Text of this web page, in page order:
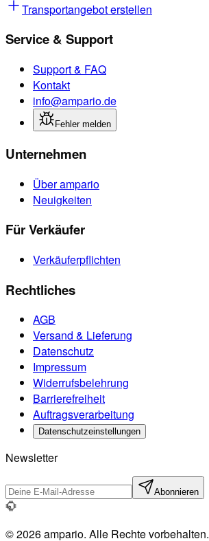
Transportangebot erstellen
Service & Support
Support & FAQ
Kontakt
info@ampario.de
Fehler melden
Unternehmen
Über ampario
Neuigkeiten
Für Verkäufer
Verkäuferpflichten
Rechtliches
AGB
Versand & Lieferung
Datenschutz
Impressum
Widerrufsbelehrung
Barrierefreiheit
Auftragsverarbeitung
Datenschutzeinstellungen
Newsletter
Abonnieren
© 2026 ampario. Alle Rechte vorbehalten.